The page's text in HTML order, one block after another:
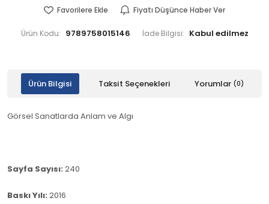
Favorilere Ekle Fiyatı Düşünce Haber Ver
Ürün Kodu: 9789758015146 İade Bilgisi:
Ürün Bilgisi Taksit Seçenekleri Yorumlar (0)
Görsel Sanatlarda Anlam ve Algı
Sayfa Sayısı: 240
Baskı Yılı: 2016